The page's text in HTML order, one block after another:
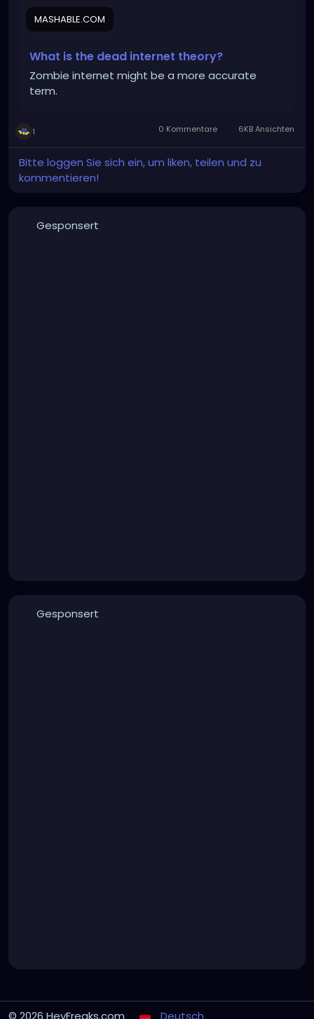
MASHABLE.COM
What is the dead internet theory?
Zombie internet might be a more accurate
term.
1 0 Kommentare 6KB Ansichten
Bitte loggen Sie sich ein, um liken, teilen und zu
kommentieren!
Gesponsert
Gesponsert
© 2026 HeyFreaks.com Deutsch